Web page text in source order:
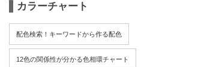
カラーチャート
配色検索！キーワードから作る配色
12色の関係性が分かる色相環チャート